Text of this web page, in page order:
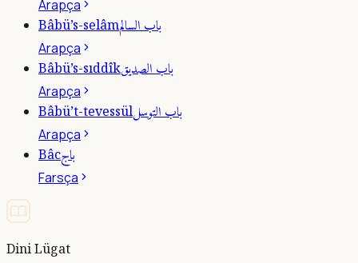
Arapça
Bâbü’s-selâmباب السالم
Arapça
Bâbü’s-sıddîkباب الصديق
Arapça
Bâbü’t-tevessülباب التوسل
Arapça
Bâcباج
Farsça
Dini Lügat